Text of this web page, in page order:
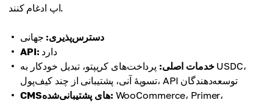
اپ ادغام کنند.
دسترس‌پذیری: جهانی
API: دارد
خدمات اصلی: پرداخت‌های کریپتو، تبدیل خودکار به USDC،
تسویهٔ آنی، پشتیبانی از چند کیف‌پول، API توسعه‌دهندگان
CMSهای پشتیبانی‌شده: WooCommerce، Primer،